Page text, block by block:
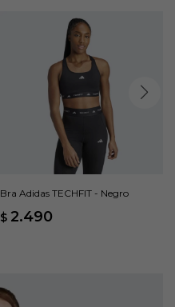
Bra Adidas TECHFIT - Negro
$ 2.490